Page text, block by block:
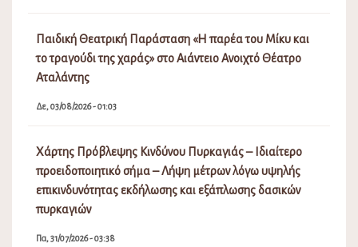
Παιδική Θεατρική Παράσταση «Η παρέα του Μίκυ και
το τραγούδι της χαράς» στο Αιάντειο Ανοιχτό Θέατρο
Αταλάντης
Δε, 03/08/2026 - 01:03
Χάρτης Πρόβλεψης Κινδύνου Πυρκαγιάς – Ιδιαίτερο
προειδοποιητικό σήμα – Λήψη μέτρων λόγω υψηλής
επικινδυνότητας εκδήλωσης και εξάπλωσης δασικών
πυρκαγιών
Πα, 31/07/2026 - 03:38